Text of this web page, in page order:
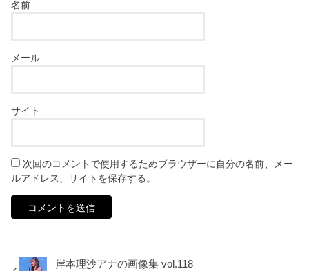
名前
メール
サイト
次回のコメントで使用するためブラウザーに自分の名前、メー
ルアドレス、サイトを保存する。
岸本理沙アナの画像集 vol.118